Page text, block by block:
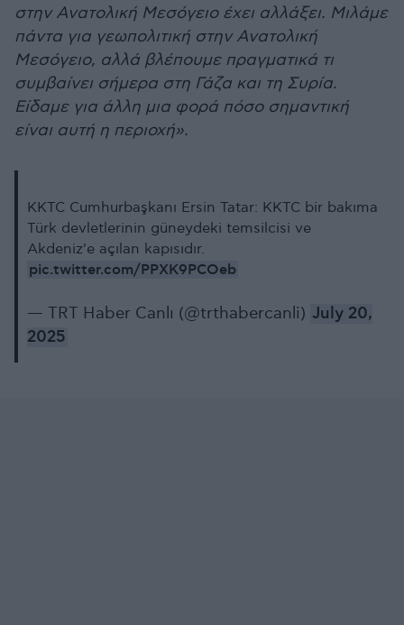
στην Ανατολική Μεσόγειο έχει αλλάξει. Μιλάμε
πάντα για γεωπολιτική στην Ανατολική
Μεσόγειο, αλλά βλέπουμε πραγματικά τι
συμβαίνει σήμερα στη Γάζα και τη Συρία.
Είδαμε για άλλη μια φορά πόσο σημαντική
είναι αυτή η περιοχή».
KKTC Cumhurbaşkanı Ersin Tatar: KKTC bir bakıma
Türk devletlerinin güneydeki temsilcisi ve
Akdeniz'e açılan kapısıdır.
pic.twitter.com/PPXK9PCOeb
— TRT Haber Canlı (@trthabercanli) July 20,
2025